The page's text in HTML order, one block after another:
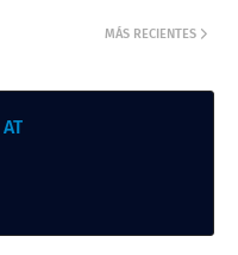
MÁS RECIENTES
AT